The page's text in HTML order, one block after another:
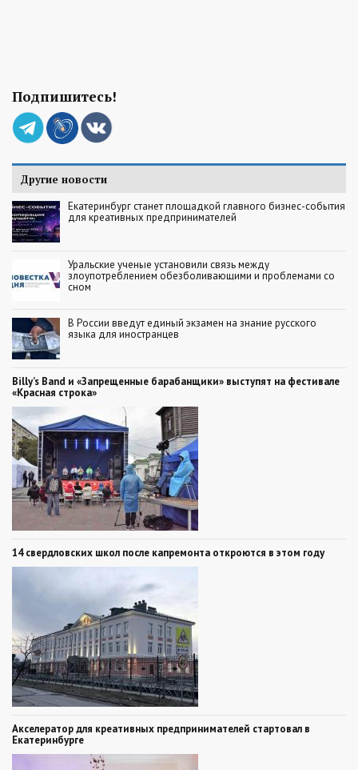
Подпишитесь!
Другие новости
Екатеринбург станет площадкой главного бизнес-события
для креативных предпринимателей
Уральские ученые установили связь между
злоупотреблением обезболивающими и проблемами со
сном
В России введут единый экзамен на знание русского
языка для иностранцев
Billy’s Band и «Запрещенные барабанщики» выступят на фестивале
«Красная строка»
14 свердловских школ после капремонта откроются в этом году
Акселератор для креативных предпринимателей стартовал в
Екатеринбурге